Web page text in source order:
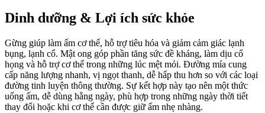
Dinh dưỡng & Lợi ích sức khỏe
Gừng giúp làm ấm cơ thể, hỗ trợ tiêu hóa và giảm cảm giác lạnh
bụng, lạnh cổ. Mật ong góp phần tăng sức đề kháng, làm dịu cổ
họng và hỗ trợ cơ thể trong những lúc mệt mỏi. Đường mía cung
cấp năng lượng nhanh, vị ngọt thanh, dễ hấp thu hơn so với các loại
đường tinh luyện thông thường. Sự kết hợp này tạo nên một thức
uống ấm, dễ dùng hằng ngày, phù hợp trong những ngày thời tiết
thay đổi hoặc khi cơ thể cần được giữ ấm nhẹ nhàng.